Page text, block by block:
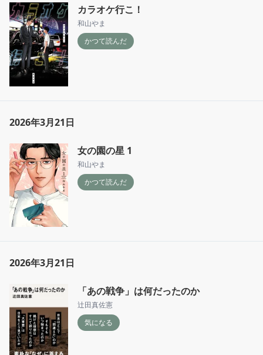
カラオケ行こ！
和山やま
かつて読んだ
2026年3月21日
女の園の星 1
和山やま
かつて読んだ
2026年3月21日
「あの戦争」は何だったのか
辻田真佐憲
気になる